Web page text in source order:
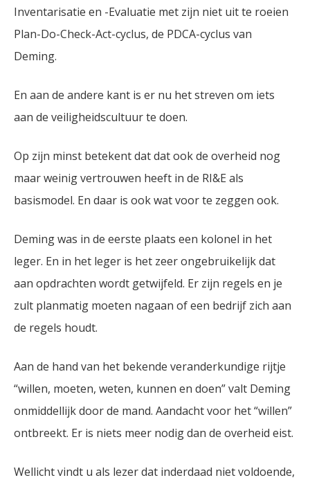
Inventarisatie en -Evaluatie met zijn niet uit te roeien
Plan-Do-Check-Act-cyclus, de PDCA-cyclus van
Deming.
En aan de andere kant is er nu het streven om iets
aan de veiligheidscultuur te doen.
Op zijn minst betekent dat dat ook de overheid nog
maar weinig vertrouwen heeft in de RI&E als
basismodel. En daar is ook wat voor te zeggen ook.
Deming was in de eerste plaats een kolonel in het
leger. En in het leger is het zeer ongebruikelijk dat
aan opdrachten wordt getwijfeld. Er zijn regels en je
zult planmatig moeten nagaan of een bedrijf zich aan
de regels houdt.
Aan de hand van het bekende veranderkundige rijtje
“willen, moeten, weten, kunnen en doen” valt Deming
onmiddellijk door de mand. Aandacht voor het “willen”
ontbreekt. Er is niets meer nodig dan de overheid eist.
Wellicht vindt u als lezer dat inderdaad niet voldoende,